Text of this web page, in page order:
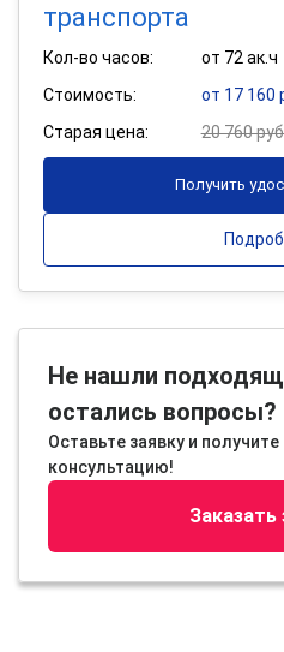
транспорта
Кол-во часов:
от 72 ак.ч
Стоимость:
от 17 160
Старая цена:
20 760
Получить
Не нашли
остались вопросы?
Оставьте заявку и
консультацию!
Заказать